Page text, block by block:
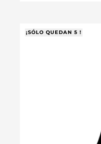
¡SÓLO QUEDAN 5 !